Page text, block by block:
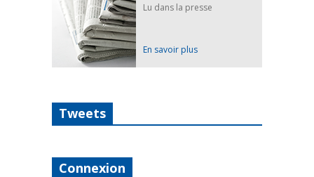
Lu dans la presse
En savoir plus
Tweets
Connexion